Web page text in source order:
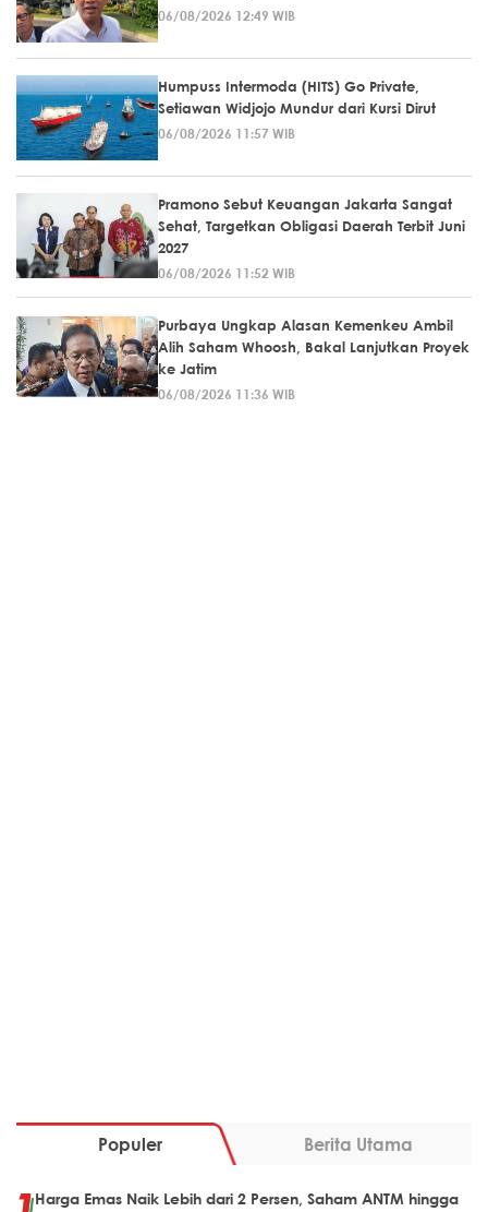
06/08/2026 12:49 WIB
Humpuss Intermoda (HITS) Go Private,
Setiawan Widjojo Mundur dari Kursi Dirut
06/08/2026 11:57 WIB
Pramono Sebut Keuangan Jakarta Sangat
Sehat, Targetkan Obligasi Daerah Terbit Juni
2027
06/08/2026 11:52 WIB
Purbaya Ungkap Alasan Kemenkeu Ambil
Alih Saham Whoosh, Bakal Lanjutkan Proyek
ke Jatim
06/08/2026 11:36 WIB
Populer Berita Utama
Harga Emas Naik Lebih dari 2 Persen, Saham ANTM hingga